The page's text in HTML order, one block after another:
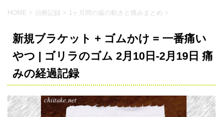
HOME > 治療記録 > 1ヶ月間の歯の動きと痛みまとめ >
新規ブラケット + ゴムかけ = 一番痛い
やつ | ゴリラのゴム 2月10日-2月19日 痛
みの経過記録